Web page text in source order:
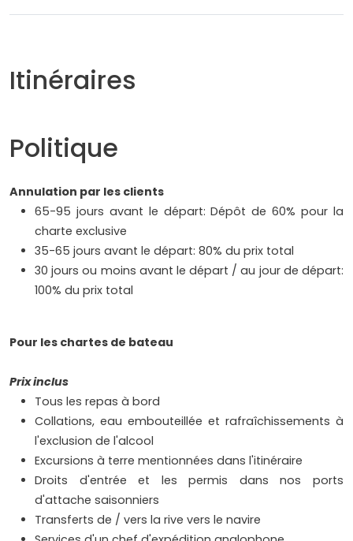
Itinéraires
Politique
Annulation par les clients
65-95 jours avant le départ: Dépôt de 60% pour la
charte exclusive
35-65 jours avant le départ: 80% du prix total
30 jours ou moins avant le départ / au jour de départ:
100% du prix total
Pour les chartes de bateau
Prix inclus
Tous les repas à bord
Collations, eau embouteillée et rafraîchissements à
l'exclusion de l'alcool
Excursions à terre mentionnées dans l'itinéraire
Droits d'entrée et les permis dans nos ports
d'attache saisonniers
Transferts de / vers la rive vers le navire